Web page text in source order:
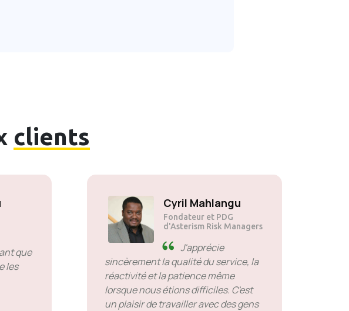
clients
que
les
Cyril Mahlangu
Fondateur et PDG
d'Asterism Risk Managers
J'apprécie
sincèrement la qualité du service, la
réactivité et la patience même
lorsque nous étions difficiles. C'est
un plaisir de travailler avec des gens